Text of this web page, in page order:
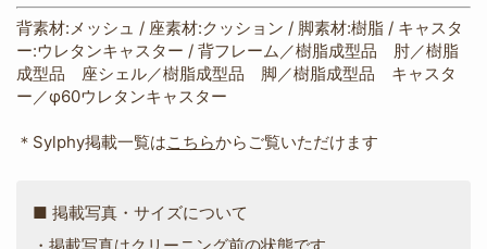
背素材:メッシュ / 座素材:クッション / 脚素材:樹脂 / キャスタ
ー:ウレタンキャスター / 背フレーム／樹脂成型品 肘／樹脂
成型品 座シェル／樹脂成型品 脚／樹脂成型品 キャスタ
ー／φ60ウレタンキャスター
＊Sylphy掲載一覧はこちらからご覧いただけます
■ 掲載写真・サイズについて